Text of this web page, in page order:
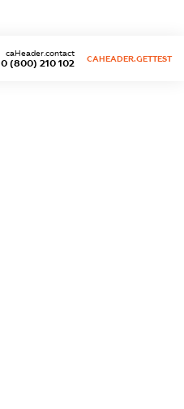
0 (800) 210 102
caHeader.contact
CAHEADER.GETTEST